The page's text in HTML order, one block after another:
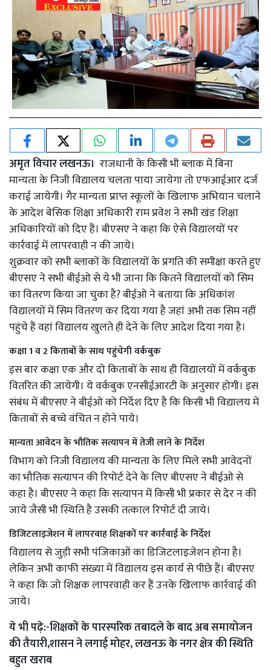
अमृत विचार लखनऊ। राजधानी के किसी भी ब्लाक में बिना
मान्यता के निजी विद्यालय चलता पाया जायेगा तो एफआईआर दर्ज
कराई जायेगी। गैर मान्यता प्राप्त स्कूलों के खिलाफ अभियान चलाने
के आदेश बेसिक शिक्षा अधिकारी राम प्रवेश ने सभी खंड शिक्षा
अधिकारियों को दिए हैं। बीएसए ने कहा कि ऐसे विद्यालयों पर
कार्रवाई में लापरवाही न की जाये।
शुक्रवार को सभी ब्लाकों के विद्यालयों के प्रगति की समीक्षा करते हुए
बीएसए ने सभी बीईओ से ये भी जाना कि कितने विद्यालयों को सिम
का वितरण किया जा चुका है? बीईओ ने बताया कि अधिकांश
विद्यालयों में सिम वितरण कर दिया गया है जहां अभी तक सिम नहीं
पहुंचे हैं वहां विद्यालय खुलते ही देने के लिए आदेश दिया गया है।
कक्षा 1 व 2 किताबों के साथ पहुंचेगी वर्कबुक
इस बार कक्षा एक और दो किताबों के साथ ही विद्यालयों में वर्कबुक
वितरित की जायेगी। ये वर्कबुक एनसीईआरटी के अनुसार होगी। इस
संबंध में बीएसए ने बीईओ को निर्देश दिए है कि किसी भी विद्यालय में
किताबों से बच्चे वंचित न होने पाये।
मान्यता आवेदन के भौतिक सत्यापन में तेजी लाने के निर्देश
विभाग को निजी विद्यालय की मान्यता के लिए मिले सभी आवेदनों
का भौतिक सत्यापन की रिपोर्ट देने के लिए बीएसए ने बीईओ से
कहा है। बीएसए ने कहा कि सत्यापन में किसी भी प्रकार से देर न की
जाये जैसी भी स्थिति है उसकी तत्काल रिपोर्ट दी जाये।
डिजिटलाइजेशन में लापरवाह शिक्षकों पर कार्रवाई के निर्देश
विद्यालय से जुड़ी सभी पंजिकाओं का डिजिटलाइजेशन होना है।
लेकिन अभी काफी संख्या में विद्यालय इस कार्य से पीछे हैं। बीएसए
ने कहा कि जो शिक्षक लापरवाही कर हैं उनके खिलाफ कार्रवाई की
जाये।
ये भी पढ़े:-शिक्षकों के पारस्परिक तबादले के बाद अब समायोजन
की तैयारी,शासन ने लगाई मोहर, लखनऊ के नगर क्षेत्र की स्थिति
बहुत खराब